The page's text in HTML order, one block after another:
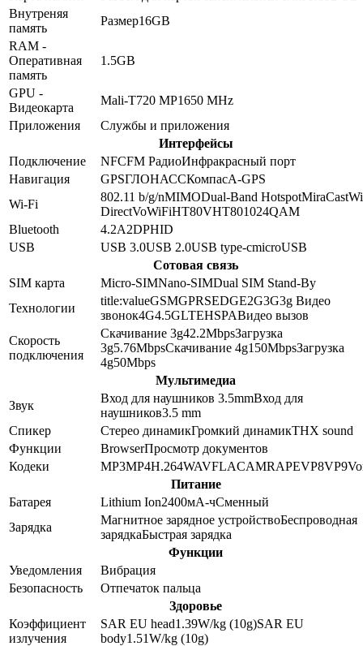
Внутреняя
память
Размер16GB
RAM -
Оперативная
память
1.5GB
GPU -
Видеокарта
Mali-T720 MP1650 MHz
Приложения
Службы и приложения
Интерфейсы
Подключение
NFCFM РадиоИнфракрасный порт
Навигация
GPSГЛОНАССКомпасA-GPS
Wi-Fi
802.11 b/g/nMIMODual-Band HotspotMiraCast
DirectVoWiFiHT80VHT801024QAM
Bluetooth
4.2A2DPHID
USB
USB 3.0USB 2.0USB type-cmicroUSB
Сотовая связь
SIM карта
Micro-SIMNano-SIMDual SIM Stand-By
Технологии
title:valueGSMGPRSEDGE2G3G3g Видео
звонок4G4.5GLTEHSPAВидео вызов
Скорость
подключения
Скачивание 3g42.2MbpsЗагрузка
3g5.76MbpsСкачивание 4g150MbpsЗагрузка
4g50Mbps
Мультимедиа
Звук
Вход для наушников 3.5mmВход для
наушников3.5 mm
Спикер
Стерео динамикГромкий динамикTHX sound
Функции
BrowserПросмотр документов
Кодеки
MP3MP4H.264WAVFLACAMRAPEVP8VP9
Питание
Батарея
Lithium Ion2400мА-чСменный
Зарядка
Магнитное зарядное устройствоБеспроводная
зарядкаБыстрая зарядка
Функции
Уведомления
Вибрация
Безопасность
Отпечаток пальца
Здоровье
Коэффициент
излучения
SAR EU head1.39W/kg (10g)SAR EU
body1.51W/kg (10g)